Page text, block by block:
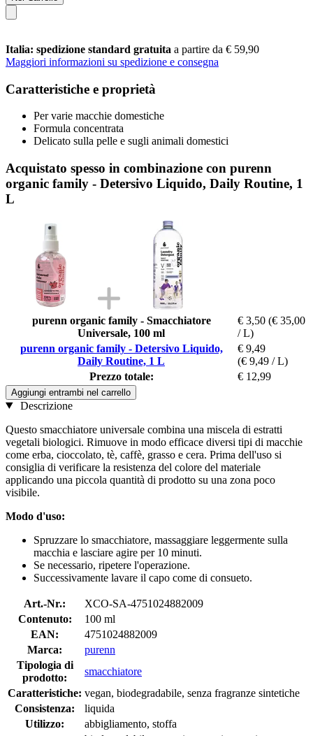
Italia: spedizione standard gratuita a partire da € 59,90
Maggiori informazioni su spedizione e consegna
Caratteristiche e proprietà
Per varie macchie domestiche
Formula concentrata
Delicato sulla pelle e sugli animali domestici
Acquistato spesso in combinazione con purenn
organic family - Detersivo Liquido, Daily Routine, 1
L
purenn organic family - Smacchiatore
Universale, 100 ml
€ 3,50 (€ 35,00
/ L)
purenn organic family - Detersivo Liquido,
Daily Routine, 1 L
€ 9,49
(€ 9,49 / L)
Prezzo totale:
€ 12,99
Aggiungi entrambi nel carrello
Descrizione
Questo smacchiatore universale combina una miscela di estratti
vegetali biologici. Rimuove in modo efficace diversi tipi di macchie
come erba, cioccolato, tè, caffè, grasso e cera. Prima dell'uso si
consiglia di verificare la resistenza del colore del materiale
applicando una piccola quantità di prodotto su una zona poco
visibile.
Modo d'uso:
Spruzzare lo smacchiatore, massaggiare leggermente sulla
macchia e lasciare agire per 10 minuti.
Se necessario, ripetere l'operazione.
Successivamente lavare il capo come di consueto.
Art.-Nr.:
XCO-SA-4751024882009
Contenuto:
100 ml
EAN:
4751024882009
Marca:
purenn
Tipologia di
prodotto:
smacchiatore
Caratteristiche: vegan, biodegradabile, senza fragranze sintetiche
Consistenza:
liquida
Utilizzo:
abbigliamento, stoffa